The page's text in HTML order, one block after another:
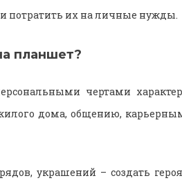
потратить их на личные нужды.
планшет?
чертами
дома, общению,
украшений – создать